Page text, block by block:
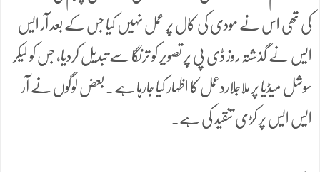
کی تھی اس نے مودی کی کال پر عمل نہیں کیا جس کے بعد آر ایس
ایس نے گذشتہ روز ڈی پی پر تصویر کو ترنگا سے تبدیل کردیا، جس کو لیکر
سوشل میڈیا پر ملاجلاردعمل کا اظہار کیا جارہا ہے۔ بعض لوگوں نے آر
ایس ایس پر کڑی تنقید کی ہے۔